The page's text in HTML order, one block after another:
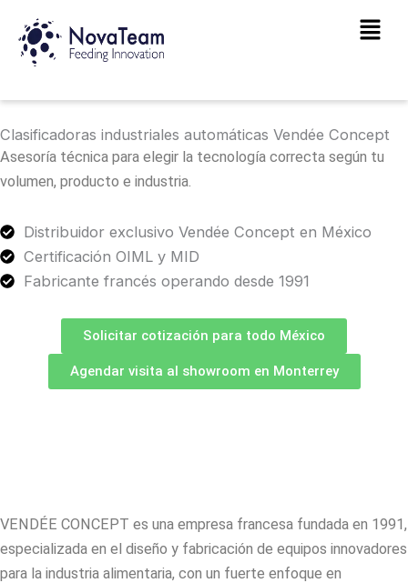
contenido
Main
Clasificadoras industriales automáticas Vendée Concept
Asesoría técnica para elegir la tecnología correcta según tu
volumen, producto e industria.
Distribuidor exclusivo Vendée Concept en México
Certificación OIML y MID
Fabricante francés operando desde 1991
Solicitar cotización para todo México
Agendar visita al showroom en Monterrey
VENDÉE CONCEPT es una empresa francesa fundada en 1991,
especializada en el diseño y fabricación de equipos innovadores
para la industria alimentaria, con un fuerte enfoque en